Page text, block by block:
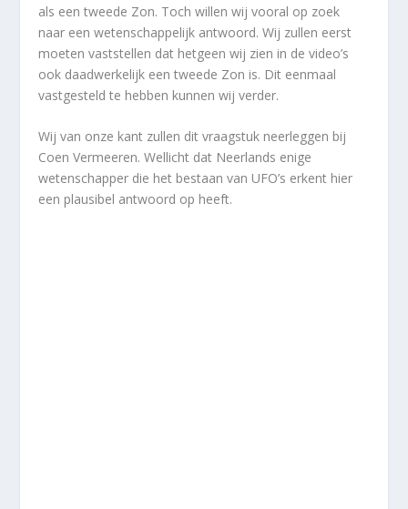
als een tweede Zon. Toch willen wij vooral op zoek
naar een wetenschappelijk antwoord. Wij zullen eerst
moeten vaststellen dat hetgeen wij zien in de video’s
ook daadwerkelijk een tweede Zon is. Dit eenmaal
vastgesteld te hebben kunnen wij verder.
Wij van onze kant zullen dit vraagstuk neerleggen bij
Coen Vermeeren. Wellicht dat Neerlands enige
wetenschapper die het bestaan van UFO’s erkent hier
een plausibel antwoord op heeft.